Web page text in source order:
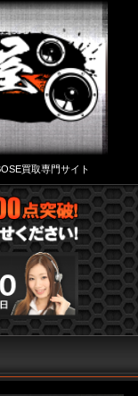
買取専門サイト